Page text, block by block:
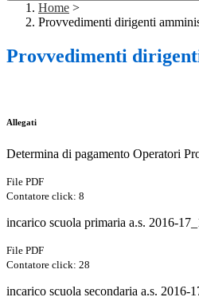
Home >
Provvedimenti dirigenti
Provvedimenti
Allegati
Determina di pagamento Operatori
File PDF
Contatore click: 8
incarico scuola primaria a.s. 2016-
File PDF
Contatore click: 28
incarico scuola secondaria a.s. 2016-